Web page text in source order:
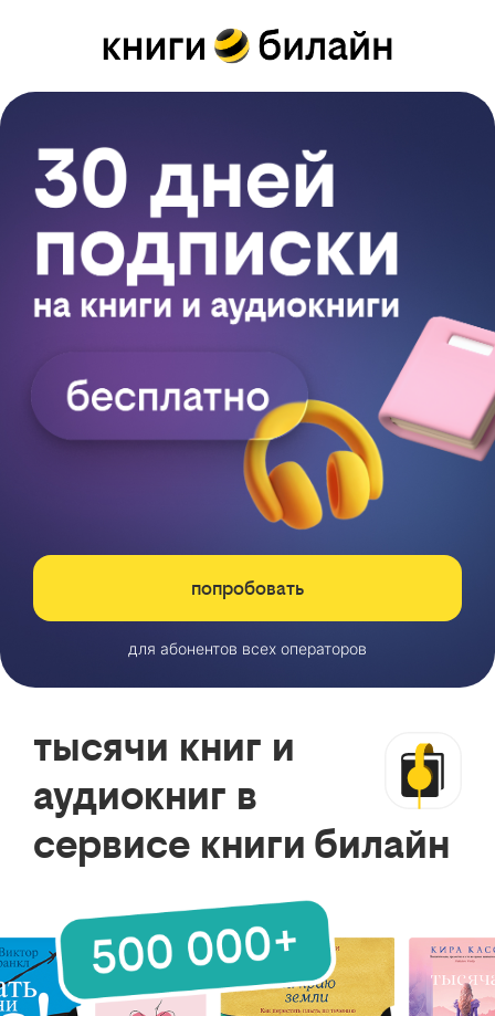
попробовать
для абонентов всех операторов
тысячи книг и
аудиокниг в
сервисе книги билайн